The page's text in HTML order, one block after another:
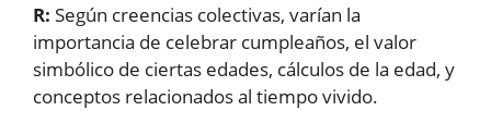
R: Según creencias colectivas, varían la
importancia de celebrar cumpleaños, el valor
simbólico de ciertas edades, cálculos de la edad, y
conceptos relacionados al tiempo vivido.